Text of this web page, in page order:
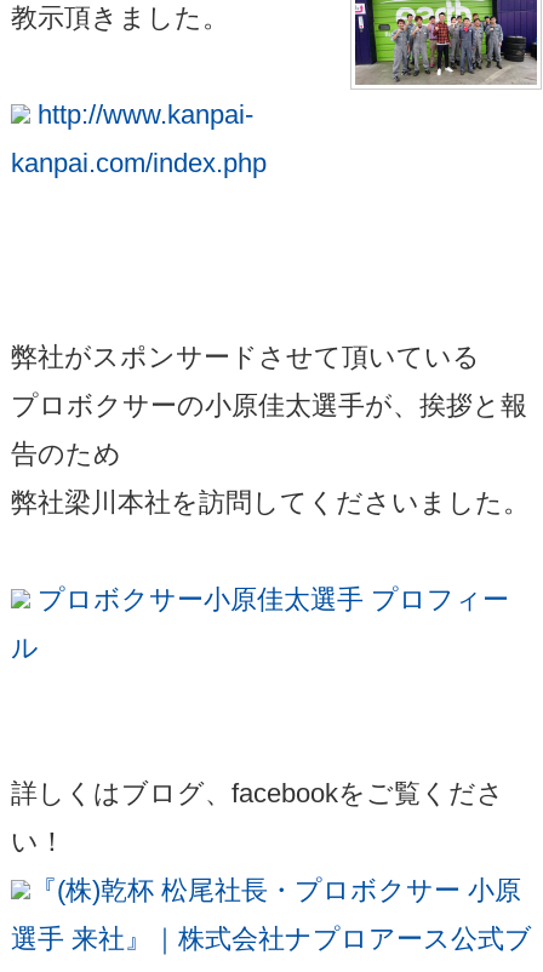
教示頂きました。
http://www.kanpai-
kanpai.com/index.php
弊社がスポンサードさせて頂いている
プロボクサーの小原佳太選手が、挨拶と報
告のため
弊社梁川本社を訪問してくださいました。
プロボクサー小原佳太選手 プロフィー
ル
詳しくはブログ、facebookをご覧くださ
い！
『(株)乾杯 松尾社長・プロボクサー 小原
選手 来社』｜株式会社ナプロアース公式ブ